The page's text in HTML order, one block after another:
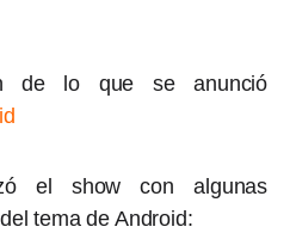
de lo que se anunció
el show con algunas
tema de Android: